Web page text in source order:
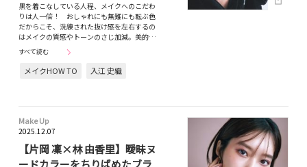
黒を着こなしている人程、メイクへのこだわ
りは人一倍！ おしゃれにも無難にも転ぶ色
だからこそ、洗練された抜け感を左右するの
はメイクの質感やトーンのさじ加減。美的…
すべて読む
メイクHOW TO 入江 史織
Make Up
2025.12.07
【片岡 凜×林 由香里】曖昧ヌ
ードカラーをちりばめたブラ